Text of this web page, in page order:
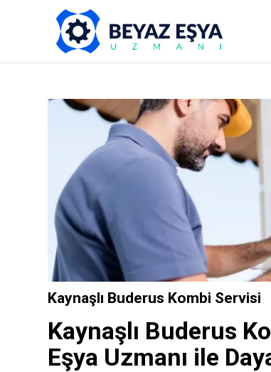
Kaynaşlı Buderus Kombi Servisi
Kaynaşlı Buderus
Eşya Uzmanı ile